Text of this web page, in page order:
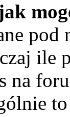
ile
na